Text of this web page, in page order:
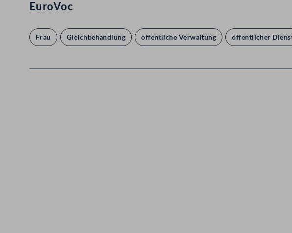
EuroVoc
Frau Gleichbehandlung öffentliche Verwaltung öffentlicher